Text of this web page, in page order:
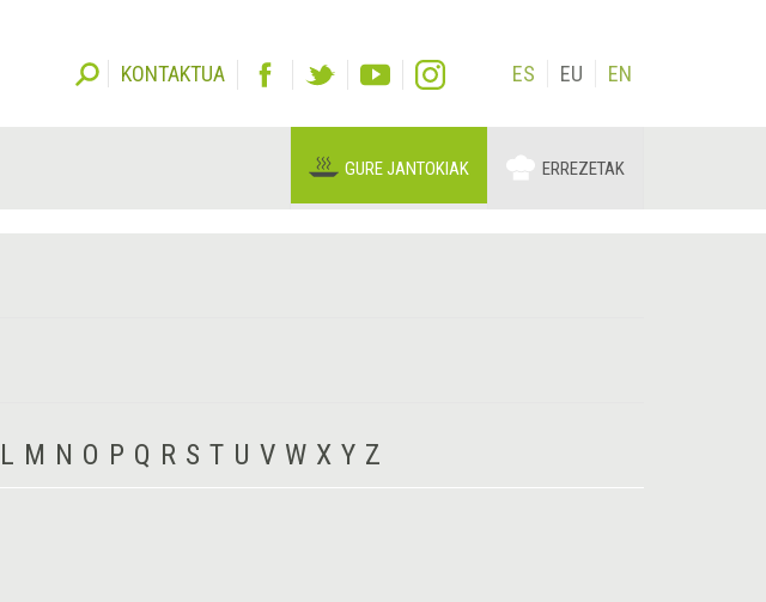
KONTAKTUA ES EU EN
GURE JANTOKIAK ERREZETAK
L M N O P Q R S T U V W X Y Z